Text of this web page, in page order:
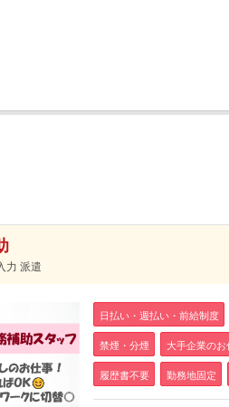
力 派遣
日払い・週払い・前給制度
禁煙・分煙 大手企業のお
履歴書不要 勤務地固定